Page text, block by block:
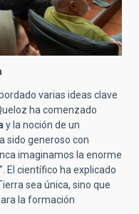
varias ideas clave
ha comenzado
y la noción de un
sido generoso con
imaginamos la enorme
El científico ha explicado
sea única, sino que
la formación